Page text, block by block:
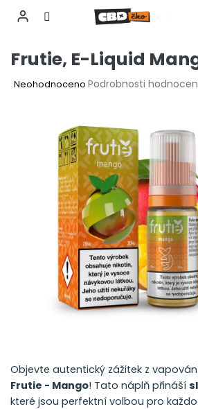
CZK
Frutie, E-Liquid
Průměrné
hvězdiček.
Neohodnoceno Podrobnosti
Objevte autentický zážitek z
Frutie - Mango! Tato náplň přináší
které jsou perfektní volbou pro